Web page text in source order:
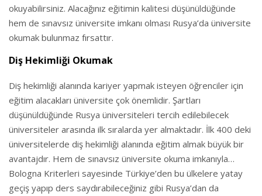
okuyabilirsiniz. Alacağınız eğitimin kalitesi düşünüldüğünde
hem de sınavsız üniversite imkanı olması Rusya’da üniversite
okumak bulunmaz fırsattır.
Diş Hekimliği Okumak
Diş hekimliği alanında kariyer yapmak isteyen öğrenciler için
eğitim alacakları üniversite çok önemlidir. Şartları
düşünüldüğünde Rusya üniversiteleri tercih edilebilecek
üniversiteler arasında ilk sıralarda yer almaktadır. İlk 400 deki
üniversitelerde diş hekimliği alanında eğitim almak büyük bir
avantajdır. Hem de sınavsız üniversite okuma imkanıyla…
Bologna Kriterleri sayesinde Türkiye’den bu ülkelere yatay
geçiş yapıp ders saydırabileceğiniz gibi Rusya’dan da